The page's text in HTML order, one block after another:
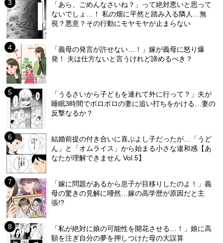
「あら、ごめんなさいね？」って絶対悪いと思って
ないでしょ…！ 私の畑に平然と踏み入る隣人…無
視？悪意？その行動にモヤモヤが止まらない
「義母の発言が許せない…！」嫁が義母に怒り爆
発！ 夫は仕方ないと言うけれど諦めるべき？
「うるさいから子どもを連れて外に行って？」夫が
睡眠3時間でボロボロの妻に追い打ちをかける…妻の
反撃なるか？
結婚前提の付き合いに喜ぶよし子だったが…「うど
ん」と「オムライス」から始まる小さな違和感【あ
なたが理解できません Vol.5】
「嫁に問題があるから息子が目移りしたのよ！」義
母の驚きの見解に唖然…嫁の高学歴が原因だと主
張!?
「私が絶対に娘の可能性を開花させる…！」娘に高
額を注ぎ自分の夢を押しつけた母の大誤算